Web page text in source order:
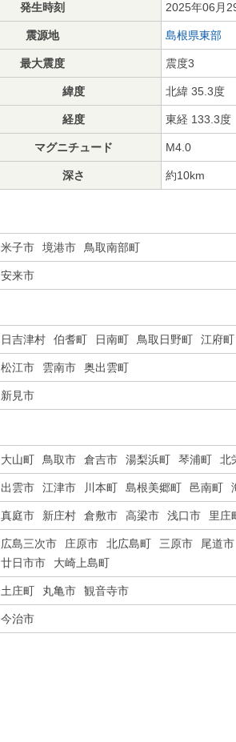
発生時刻 2025年06月
震源地 島根県東部
最大震度 震度3
緯度 北緯 35.3度
経度 東経 133.3度
マグニチュード M4.0
深さ 約10km
米子市 境港市 鳥取南部町
安来市
日吉津村 伯耆町 日南町 鳥取日野町 江府町
松江市 雲南市 奥出雲町
新見市
大山町 鳥取市 倉吉市 湯梨浜町 琴浦町 北
出雲市 江津市 川本町 島根美郷町 邑南町
真庭市 新庄村 倉敷市 高梁市 浅口市 里庄
広島三次市 庄原市 北広島町 三原市 尾道市
廿日市市
大崎上島町
土庄町 丸亀市 観音寺市
今治市